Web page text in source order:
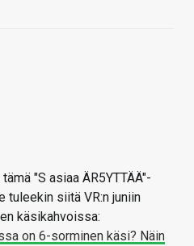
"S asiaa ÄR5YTTÄÄ"-
tuleekin siitä VR:n juniin
käsikahvoissa:
on 6-sorminen käsi? Näin